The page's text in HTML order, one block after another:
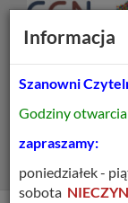
główne
główna
Informacja
Szanowni
Godziny
zapraszamy:
poniedziałek -
sobota